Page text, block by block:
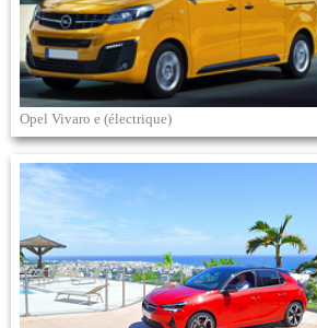
Opel Vivaro e (électrique)